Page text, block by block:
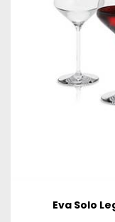
Eva Solo